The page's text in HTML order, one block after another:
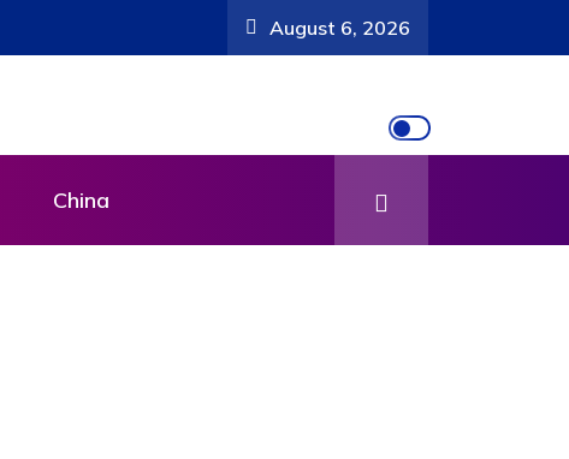
August 6, 2026
China